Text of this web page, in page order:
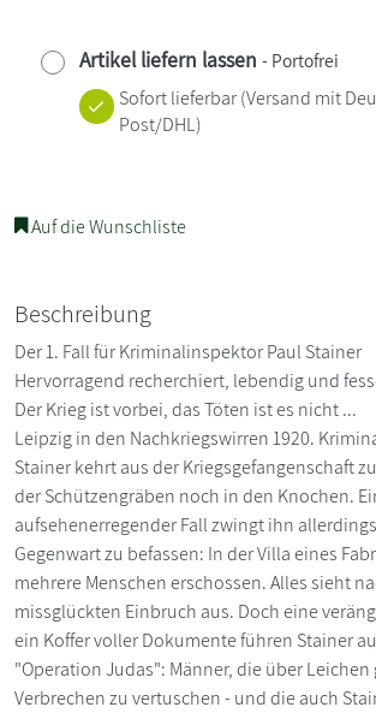
Artikel liefern lassen - Portofrei
Sofort lieferbar(Versand mit
Post/DHL)
Auf die Wunschliste
Beschreibung
Der 1. Fall für Kriminalinspektor Paul Stainer
Hervorragend recherchiert, lebendig und
Der Krieg ist vorbei, das Töten ist es nicht ...
Leipzig in den Nachkriegswirren 1920.
Stainer kehrt aus der Kriegsgefangenschaft
der Schützengräben noch in den Knochen.
aufsehenerregender Fall zwingt ihn
Gegenwart zu befassen: In der Villa eines
mehrere Menschen erschossen. Alles sieht
missglückten Einbruch aus. Doch eine
ein Koffer voller Dokumente führen Stainer
"Operation Judas": Männer, die über
Verbrechen zu vertuschen - und die auch